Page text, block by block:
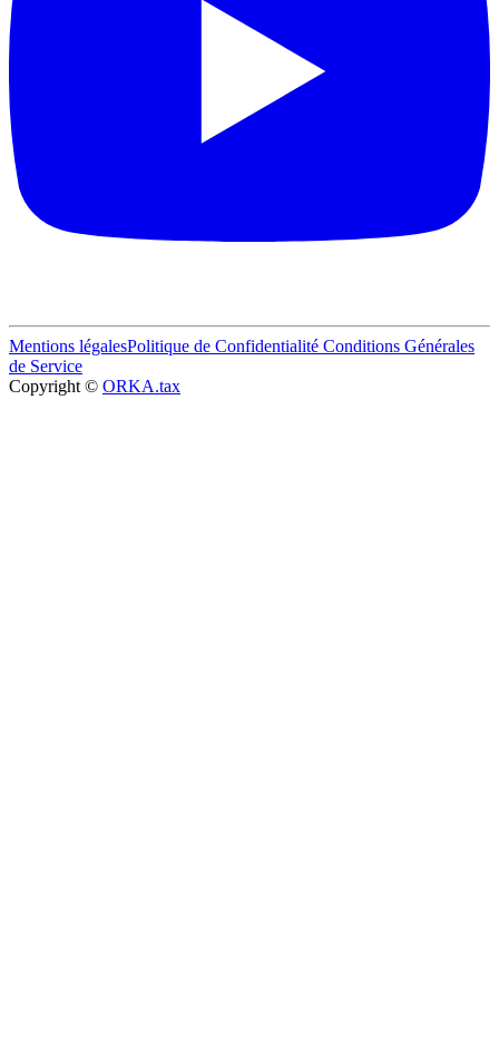
Mentions légalesPolitique de Confidentialité Conditions Générales
de Service
Copyright © ORKA.tax